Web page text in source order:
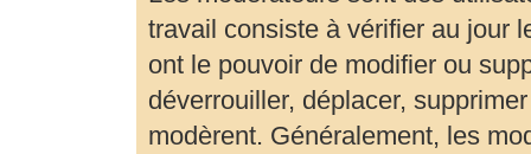
travail consiste à vérifier au jour
ont le pouvoir de modifier ou
déverrouiller, déplacer,
modèrent. Généralement, les